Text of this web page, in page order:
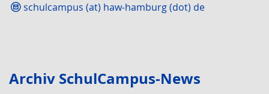
schulcampus (at) haw-hamburg (dot) de
Archiv SchulCampus-News